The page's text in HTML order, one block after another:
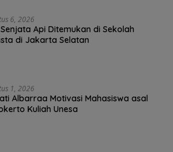
6, 2026
Api Ditemukan di Sekolah
di Jakarta Selatan
1, 2026
Albarraa Motivasi Mahasiswa asal
Kuliah Unesa